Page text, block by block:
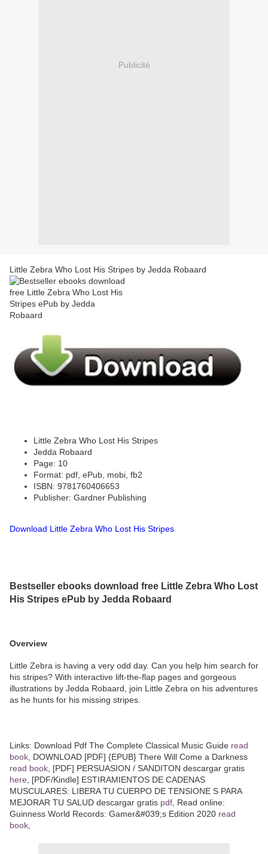
Publicité
Little Zebra Who Lost His Stripes by Jedda Robaard
Little Zebra Who Lost His Stripes
Jedda Robaard
Page: 10
Format: pdf, ePub, mobi, fb2
ISBN: 9781760406653
Publisher: Gardner Publishing
Download Little Zebra Who Lost His Stripes
Bestseller ebooks download free Little Zebra Who Lost
His Stripes ePub by Jedda Robaard
Overview
Little Zebra is having a very odd day. Can you help him search for
his stripes? With interactive lift-the-flap pages and gorgeous
illustrations by Jedda Robaard, join Little Zebra on his adventures
as he hunts for his missing stripes.
Links: Download Pdf The Complete Classical Music Guide read
book, DOWNLOAD [PDF] {EPUB} There Will Come a Darkness
read book, [PDF] PERSUASION / SANDITON descargar gratis
here, [PDF/Kindle] ESTIRAMIENTOS DE CADENAS
MUSCULARES: LIBERA TU CUERPO DE TENSIONE S PARA
MEJORAR TU SALUD descargar gratis pdf, Read online:
Guinness World Records: Gamer&#039;s Edition 2020 read
book,